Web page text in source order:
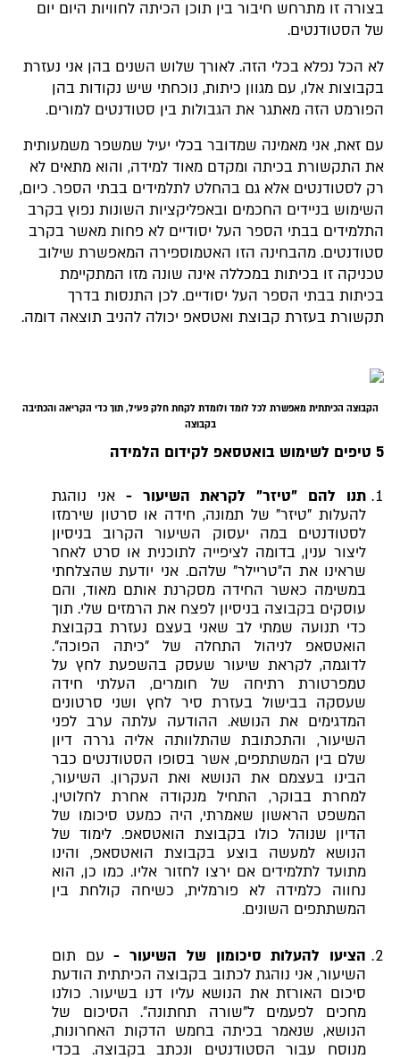
בצורה זו מתרחש חיבור בין תוכן הכיתה לחוויות היום יום
של הסטודנטים.
לא הכל נפלא בכלי הזה. לאורך שלוש השנים בהן אני נעזרת
בקבוצות אלו, עם מגוון כיתות, נוכחתי שיש נקודות בהן
הפורמט הזה מאתגר את הגבולות בין סטודנטים למורים.
עם זאת, אני מאמינה שמדובר בכלי יעיל שמשפר משמעותית
את התקשורת בכיתה ומקדם מאוד למידה, והוא מתאים לא
רק לסטודנטים אלא גם בהחלט לתלמידים בבתי הספר. כיום,
השימוש בניידים החכמים ובאפליקציות השונות נפוץ בקרב
התלמידים בבתי הספר העל יסודיים לא פחות מאשר בקרב
סטודנטים. מהבחינה הזו האטמוספירה המאפשרת שילוב
טכניקה זו בכיתות במכללה אינה שונה מזו המתקיימת
בכיתות בבתי הספר העל יסודיים. לכן התנסות בדרך
תקשורת בעזרת קבוצת ואטסאפ יכולה להניב תוצאה דומה.
הקבוצה הכיתתית מאפשרת לכל לומד ולומדת לקחת חלק פעיל, תוך כדי הקריאה והכתיבה
בקבוצה
5 טיפים לשימוש בואטסאפ לקידום הלמידה
תנו להם "טיזר" לקראת השיעור - אני נוהגת
להעלות "טיזר" של תמונה, חידה או סרטון שירמזו
לסטודנטים במה יעסוק השיעור הקרוב בניסיון
ליצור ענין, בדומה לציפייה לתוכנית או סרט לאחר
שראינו את ה"טריילר" שלהם. אני יודעת שהצלחתי
במשימה כאשר החידה מסקרנת אותם מאוד, והם
עוסקים בקבוצה בניסיון לפצח את הרמזים שלי. תוך
כדי תנועה שמתי לב שאני בעצם נעזרת בקבוצת
הואטסאפ לניהול התחלה של "כיתה הפוכה".
לדוגמה, לקראת שיעור שעסק בהשפעת לחץ על
טמפרטורת רתיחה של חומרים, העלתי חידה
שעסקה בבישול בעזרת סיר לחץ ושני סרטונים
המדגימים את הנושא. ההודעה עלתה ערב לפני
השיעור, והתכתובת שהתלוותה אליה גררה דיון
שלם בין המשתתפים, אשר בסופו הסטודנטים כבר
הבינו בעצמם את הנושא ואת העקרון. השיעור,
למחרת בבוקר, התחיל מנקודה אחרת לחלוטין.
המשפט הראשון שאמרתי, היה כמעט סיכומו של
הדיון שנוהל כולו בקבוצת הואטסאפ. לימוד של
הנושא למעשה בוצע בקבוצת הואטסאפ, והינו
מתועד לתלמידים אם ירצו לחזור אליו. כמו כן, הוא
נחווה כלמידה לא פורמלית, כשיחה קולחת בין
המשתתפים השונים.
הציעו להעלות סיכומון של השיעור -עם תום
השיעור, אני נוהגת לכתוב בקבוצה הכיתתית הודעת
סיכום האורזת את הנושא עליו דנו בשיעור. כולנו
מחכים לפעמים ל"שורה תחתונה". הסיכום של
הנושא, שנאמר בכיתה בחמש הדקות האחרונות,
מנוסח עבור הסטודנטים ונכתב בקבוצה. בכדי